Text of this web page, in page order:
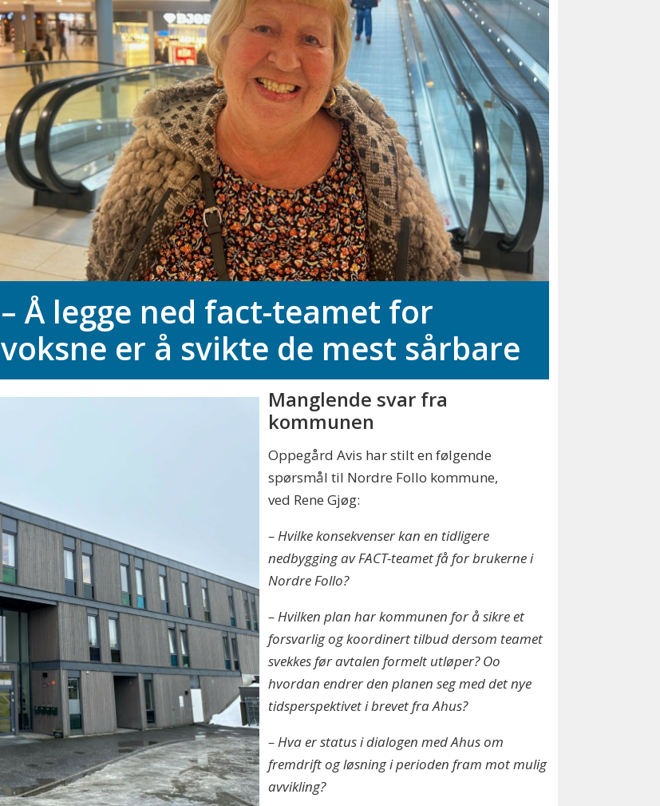
– Å legge ned fact-teamet for
voksne er å svikte de mest sårbare
Manglende svar fra
kommunen
Oppegård Avis har stilt en følgende
spørsmål til Nordre Follo kommune,
ved Rene Gjøg:
– Hvilke konsekvenser kan en tidligere
nedbygging av FACT-teamet få for brukerne i
Nordre Follo?
– Hvilken plan har kommunen for å sikre et
forsvarlig og koordinert tilbud dersom teamet
svekkes før avtalen formelt utløper? Oo
hvordan endrer den planen seg med det nye
tidsperspektivet i brevet fra Ahus?
– Hva er status i dialogen med Ahus om
fremdrift og løsning i perioden fram mot mulig
avvikling?